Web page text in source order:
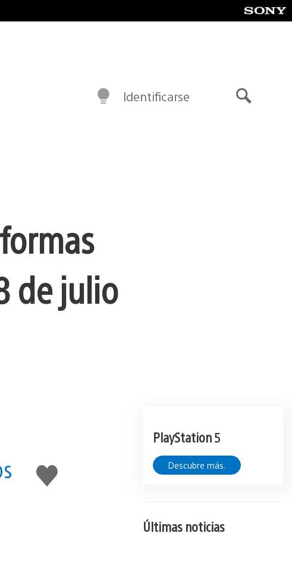
Identificarse
de julio
Me
gusta
esto
PlayStation 5
Descubre más.
Últimas noticias